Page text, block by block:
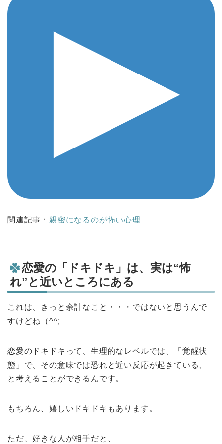
関連記事： 親密になるのが怖い心理
恋愛の「ドキドキ」は、実は“怖
れ”と近いところにある
これは、きっと余計なこと・・・ではないと思うんで
すけどね（^^;
恋愛のドキドキって、生理的なレベルでは、「覚醒状
態」で、その意味では恐れと近い反応が起きている、
と考えることができるんです。
もちろん、嬉しいドキドキもあります。
ただ、好きな人が相手だと、